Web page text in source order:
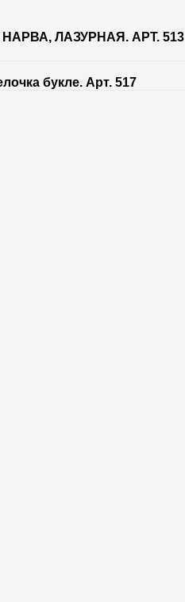
ЛАЗУРНАЯ. АРТ. 513
букле. Арт. 517